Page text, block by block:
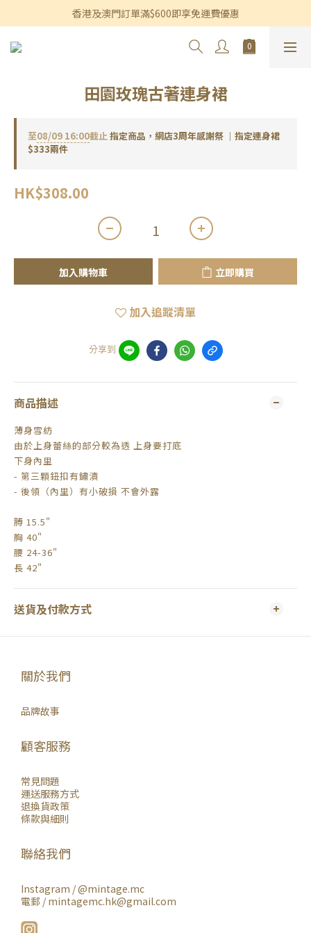
香港及澳門訂單滿$600即享免運費優惠
香港及澳門訂單滿$600即享免運費優惠
3個月內買滿$1,200可享永久九折優惠
田園玫瑰古著連身裙
至08/09 16:00截止指定商品，網店3周年感謝祭 ｜指定連身裙
$333兩件
HK$308.00
加入購物車 立即購買
加入追蹤清單
分享到
商品描述
薄身雪紡
由於上身蕾絲的部分較為透 上身要打底
下身內里
- 第三顆鈕扣有鏽漬
- 後領（內里）有小破損 不會外露
膊 15.5"
胸 40"
腰 24-36"
長 42"
送貨及付款方式
關於我們
品牌故事
顧客服務
常見問題
運送服務方式
退換貨政策
條款與細則
聯絡我們
Instagram /@mintage.mc
電郵 / mintagemc.hk@gmail.com